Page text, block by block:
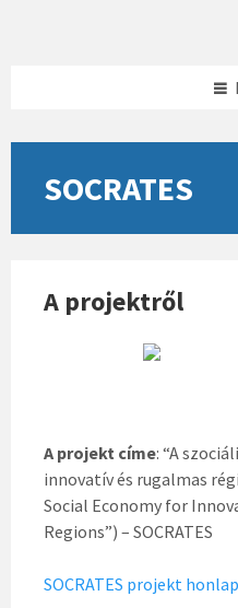
SOCRATES
A projektről
A projekt címe: “A
innovatív és rugalmas
Social Economy for
Regions”) – SOCRATES
SOCRATES projekt